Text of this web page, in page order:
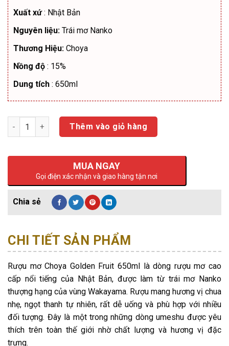
Xuất xứ: Nhật Bản
Nguyên liệu: Trái mơ Nanko
Thương Hiệu: Choya
Nồng độ : 15%
Dung tích : 650ml
Số lượng Thêm vào giỏ hàng
MUA NGAY
Gọi điện xác nhận và giao hàng tận nơi
CHI TIẾT SẢN PHẨM
Rượu mơ Choya Golden Fruit 650ml là dòng rượu mơ cao
cấp nổi tiếng của Nhật Bản, được làm từ trái mơ Nanko
thượng hạng của vùng Wakayama. Rượu mang hương vị chua
nhẹ, ngọt thanh tự nhiên, rất dễ uống và phù hợp với nhiều
đối tượng. Đây là một trong những dòng umeshu được yêu
thích trên toàn thế giới nhờ chất lượng và hương vị đặc
trưng.